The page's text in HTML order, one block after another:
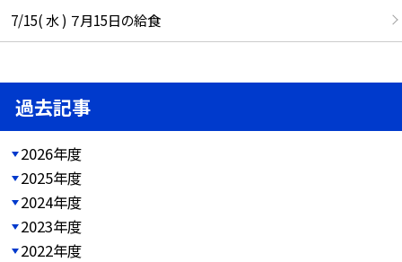
7/15( 水 ) ７月15日の給食
過去記事
2026年度
2025年度
2024年度
2023年度
2022年度